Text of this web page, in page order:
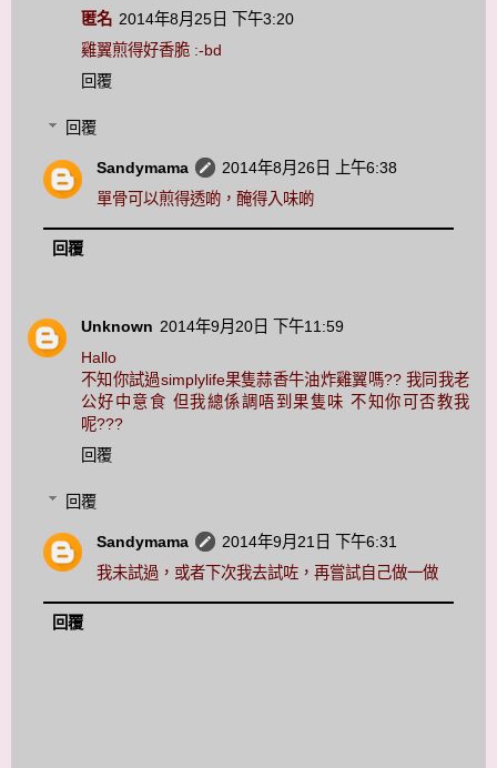
匿名 2014年8月25日 下午3:20
雞翼煎得好香脆 :-bd
回覆
回覆
Sandymama
2014年8月26日 上午6:38
單骨可以煎得透啲，醃得入味啲
回覆
Unknown 2014年9月20日 下午11:59
Hallo
不知你試過simplylife果隻蒜香牛油炸雞翼嗎?? 我同我老
公好中意食 但我總係調唔到果隻味 不知你可否教我
呢???
回覆
回覆
Sandymama
2014年9月21日 下午6:31
我未試過，或者下次我去試咗，再嘗試自己做一做
回覆